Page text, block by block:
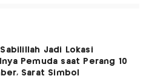
Jadi Lokasi
Pemuda saat Perang 10
Sarat Simbol